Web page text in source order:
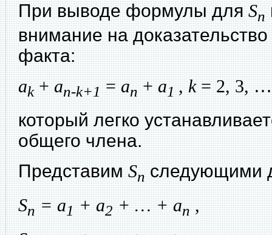
При выводе формулы дляSn
внимание на
факта:
ak+an-k+1=an+a1,k= 2, 3,
который легко
общего члена.
ПредставимSnследующими
Sn= a1+ a2+ … + an,